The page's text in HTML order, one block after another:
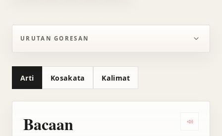
URUTAN GORESAN
Arti Kosakata Kalimat
Bacaan